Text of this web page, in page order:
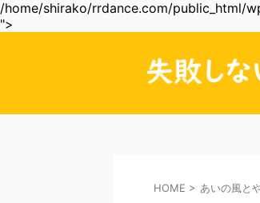
/home/shirako/rrdance.com/public_html/
">
HOME > あいの風と